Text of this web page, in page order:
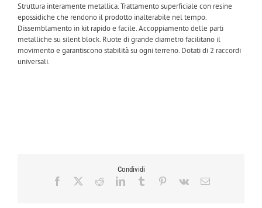
Struttura interamente metallica. Trattamento superficiale con resine
epossidiche che rendono il prodotto inalterabile nel tempo.
Dissemblamento in kit rapido e facile. Accoppiamento delle parti
metalliche su silent block. Ruote di grande diametro facilitano il
movimento e garantiscono stabilità su ogni terreno. Dotati di 2 raccordi
universali.
Condividi
Facebook RedditLinkedInTumblr Pinterest
Vk Email